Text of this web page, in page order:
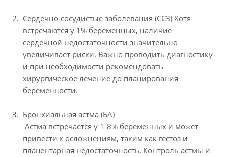
Сердечно-сосудистые заболевания (ССЗ) Хотя
встречаются у 1% беременных, наличие
сердечной недостаточности значительно
увеличивает риски. Важно проводить диагностику
и при необходимости рекомендовать
хирургическое лечение до планирования
беременности.
Бронхиальная астма (БА)
Астма встречается у 1-8% беременных и может
привести к осложнениям, таким как гестоз и
плацентарная недостаточность. Контроль астмы и